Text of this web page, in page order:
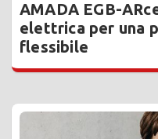
AMADA EGB-
elettrica per una
flessibile